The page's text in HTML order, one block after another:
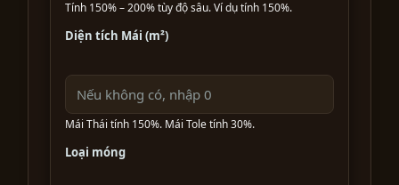
Tính 150% – 200% tùy độ sâu. Ví dụ tính 150%.
Diện tích Mái (m²)
Mái Thái tính 150%. Mái Tole tính 30%.
Loại móng